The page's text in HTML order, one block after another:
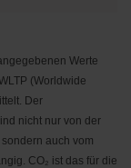
Werte
(Worldwide
Der
nicht nur von der
auch vom
CO₂ ist das für die